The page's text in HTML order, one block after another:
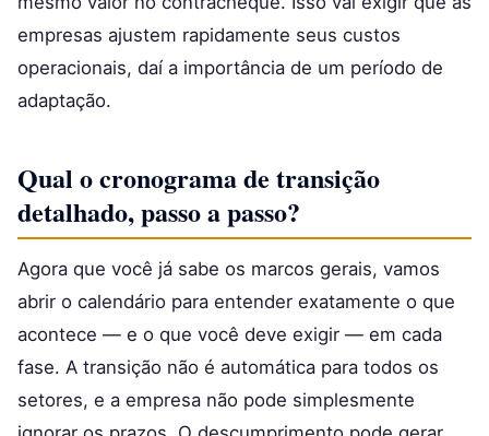
empresas ajustem rapidamente seus custos
operacionais, daí a importância de um período de
adaptação.
Qual o cronograma de transição
detalhado, passo a passo?
Agora que você já sabe os marcos gerais, vamos
abrir o calendário para entender exatamente o que
acontece — e o que você deve exigir — em cada
fase. A transição não é automática para todos os
setores, e a empresa não pode simplesmente